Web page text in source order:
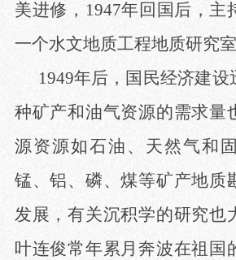
美进修，1947年回国后，主
一个水文地质工程地质研究室
1949年后，国民经济建
种矿产和油气资源的需求量
源资源如石油、天然气和
锰、铝、磷、煤等矿产地质
发展，有关沉积学的研究也
叶连俊常年累月奔波在祖国